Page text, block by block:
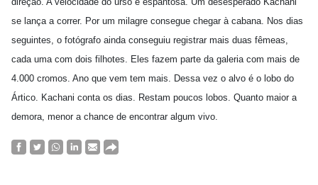
se lança a correr. Por um milagre consegue chegar à cabana. Nos dias
seguintes, o fotógrafo ainda conseguiu registrar mais duas fêmeas,
cada uma com dois filhotes. Eles fazem parte da galeria com mais de
4.000 cromos. Ano que vem tem mais. Dessa vez o alvo é o lobo do
Ártico. Kachani conta os dias. Restam poucos lobos. Quanto maior a
demora, menor a chance de encontrar algum vivo.